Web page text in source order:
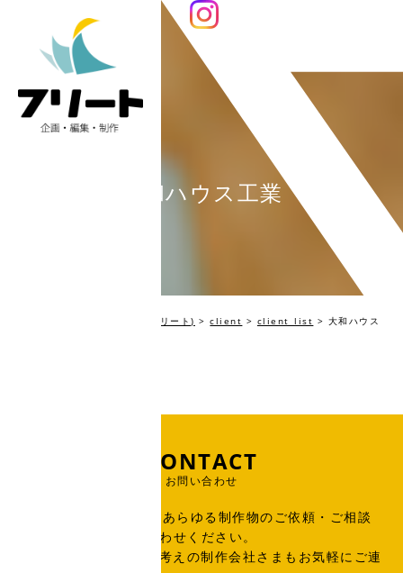
大和ハウス工業
編集プロダクション Fleet(フリート) >client > client_list > 大和ハウス
CONTACT
お問い合わせ
出版物、広告、WEB、あらゆる制作物のご依頼・ご相談
はこちらからお問い合わせください。
SOHO・業務委託をお考えの制作会社さまもお気軽にご連